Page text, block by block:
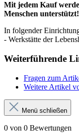
Mit jedem Kauf
Menschen unterstützt!
In folgender
- Werkstätte der
Weiterführende
Fragen zum
Weitere Artikel
Menü schließen
0 von 0 Bewertungen